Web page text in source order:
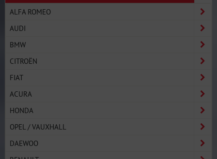
ALFA ROMEO
AUDI
BMW
CITROËN
FIAT
ACURA
HONDA
OPEL / VAUXHALL
DAEWOO